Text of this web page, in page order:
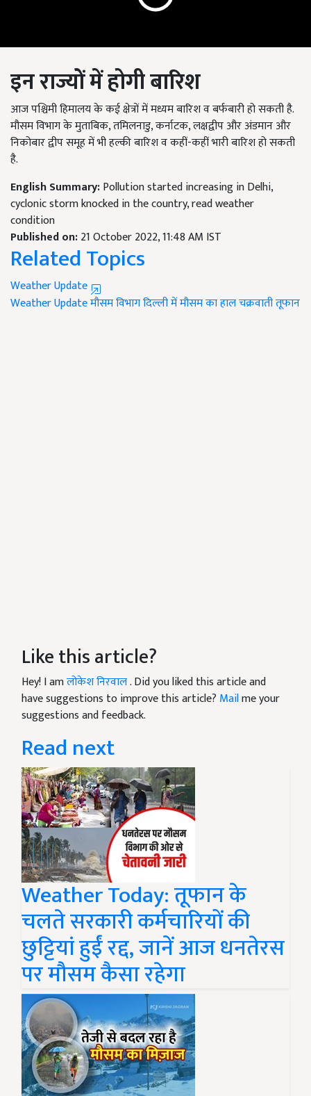
इन राज्यों में होगी बारिश
आज पश्चिमी हिमालय के कई क्षेत्रों में मध्यम बारिश व बर्फबारी हो सकती है.
मौसम विभाग के मुताबिक, तमिलनाडु, कर्नाटक, लक्षद्वीप और अंडमान और
निकोबार द्वीप समूह में भी हल्की बारिश व कहीं-कहीं भारी बारिश हो सकती
है.
English Summary:Pollution started increasing in Delhi,
cyclonic storm knocked in the country, read weather
condition
Published on:21 October 2022, 11:48 AM IST
Related Topics
Weather Update
Weather Updateमौसम विभागदिल्ली में मौसम का हालचक्रवाती तूफान
Like this article?
Hey! I amलोकेश निरवाल. Did you liked this article and
have suggestions to improve this article? Mailme your
suggestions and feedback.
Read next
Weather Today: तूफान के
चलते सरकारी कर्मचारियों की
छुट्टियां हुईं रद्द, जानें आज धनतेरस
पर मौसम कैसा रहेगा